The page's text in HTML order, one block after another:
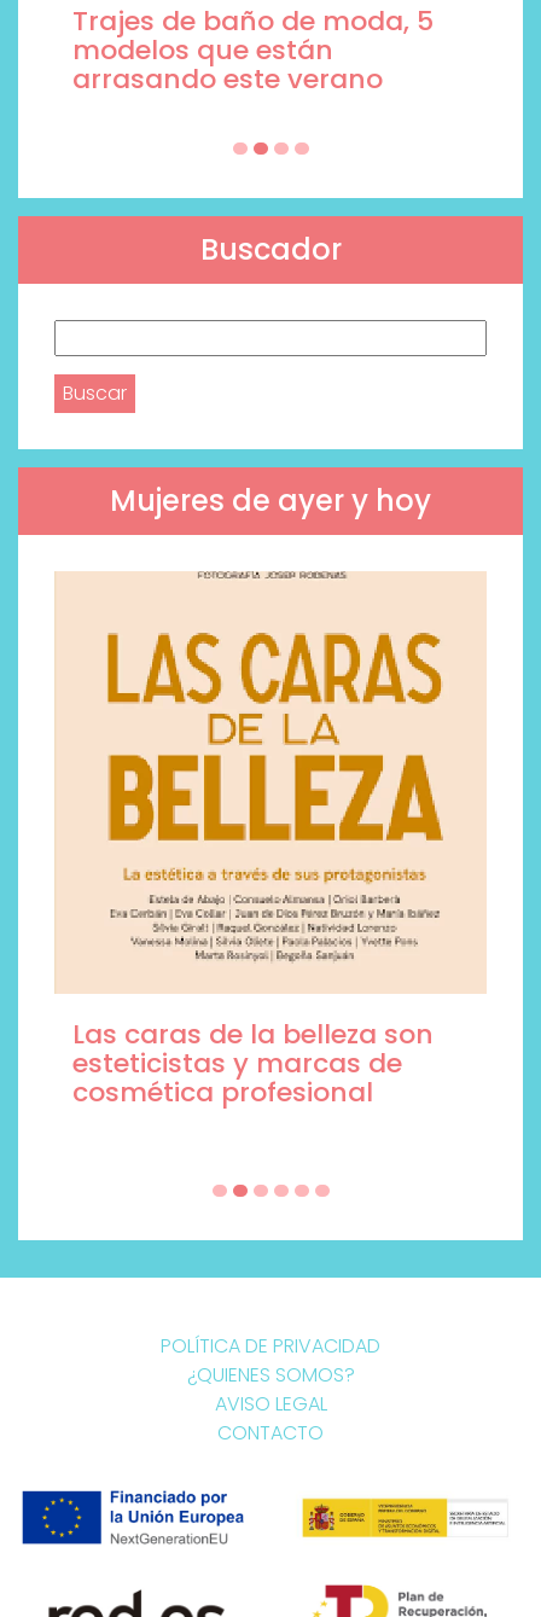
Trajes de baño de moda, 5
modelos que están
arrasando este verano
Buscador
Mujeres de ayer y hoy
Las caras de la belleza son
esteticistas y marcas de
cosmética profesional
POLÍTICA DE PRIVACIDAD
¿QUIENES SOMOS?
AVISO LEGAL
CONTACTO